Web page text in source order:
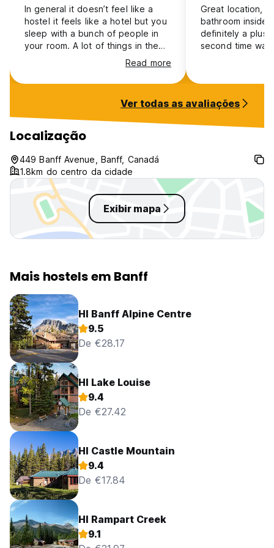
In general it doesn’t feel like a
hostel it feels like a hotel but you
sleep with a bunch of people in
your room. A lot of things in the
hostel were not working, the only
good thing about the place as a
whole is the kitchen and the
really nice and polite, and the
location of the hostel was nice.
Overall it was an okay experience
at best but I wouldn’t stay there
again.
Read more
Great location,
bathroom inside
definitely a plus!
second time
commom area -
door is awesome! Would
Ver todas as avaliações
Localização
449 Banff Avenue, Banff, Canadá
1.8km do centro da cidade
Exibir mapa
Mais hostels em Banff
HI Banff Alpine Centre
9.5
De €28.17
HI Lake Louise
9.4
De €27.42
HI Castle Mountain
9.4
De €17.84
HI Rampart Creek
9.1